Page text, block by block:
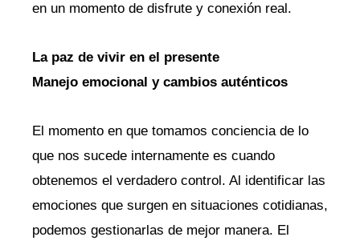
en un momento de disfrute y conexión real.
La paz de vivir en el presente
Manejo emocional y cambios auténticos
El momento en que tomamos conciencia de lo
que nos sucede internamente es cuando
obtenemos el verdadero control. Al identificar las
emociones que surgen en situaciones cotidianas,
podemos gestionarlas de mejor manera. El